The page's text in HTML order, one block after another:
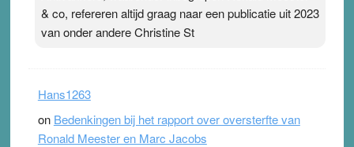
& co, refereren altijd graag naar een publicatie uit 2023
van onder andere Christine St
Hans1263
on Bedenkingen bij het rapport over oversterfte van
Ronald Meester en Marc Jacobs